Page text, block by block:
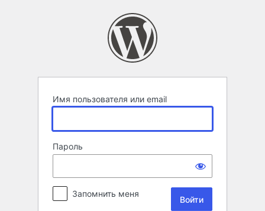
Имя пользователя или email
Пароль
Запомнить меня